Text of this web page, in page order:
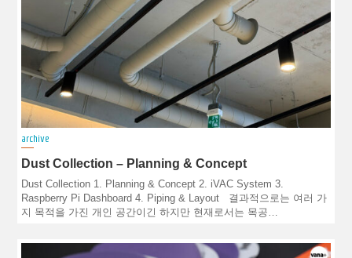
archive
Dust Collection – Planning & Concept
Dust Collection 1. Planning & Concept 2. iVAC System 3.
Raspberry Pi Dashboard 4. Piping & Layout 결과적으로는 여러 가
지 목적을 가진 개인 공간이긴 하지만 현재로서는 목공…